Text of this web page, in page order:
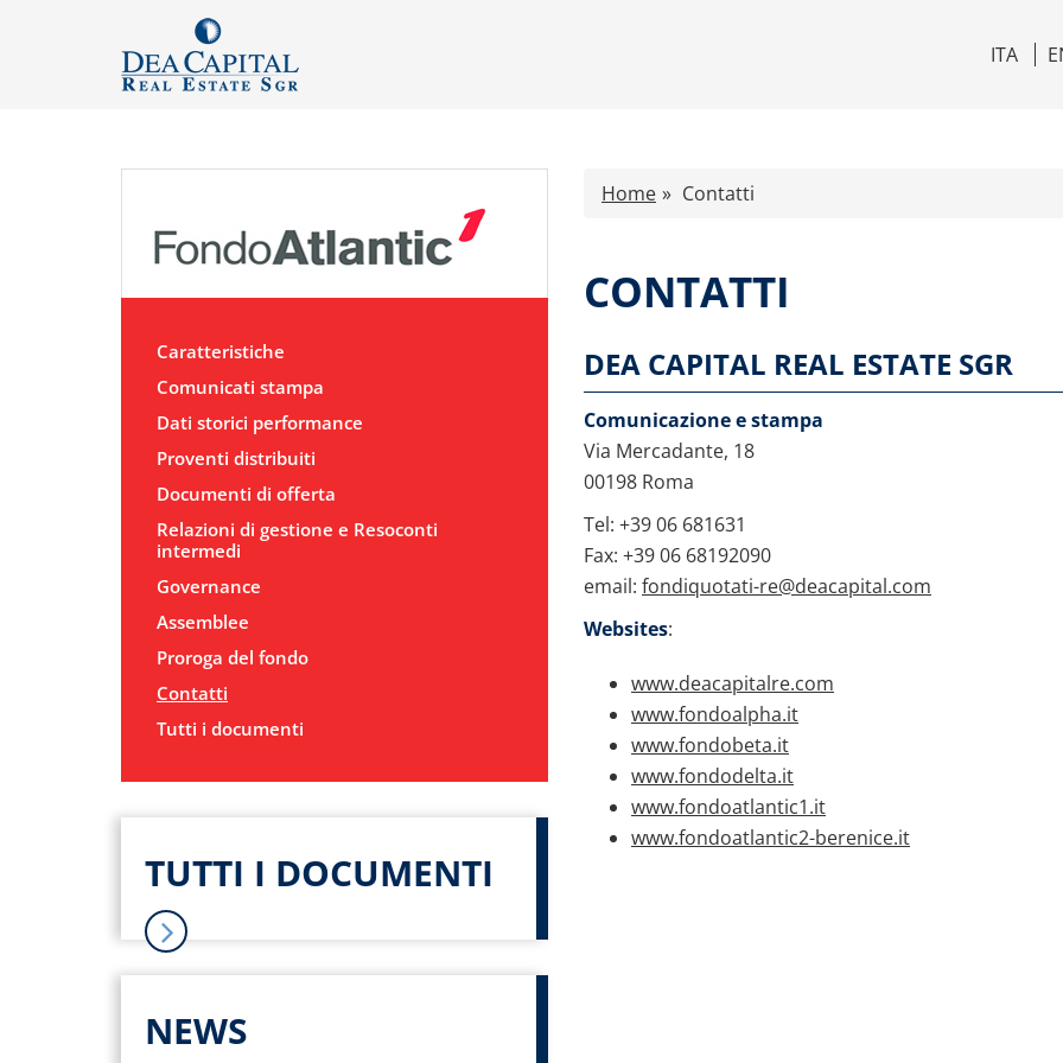
ITA
Caratteristiche
Comunicati stampa
Dati storici performance
Proventi distribuiti
Documenti di offerta
Relazioni di gestione e Resoconti
intermedi
Governance
Assemblee
Proroga del fondo
Contatti
Tutti i documenti
TUTTI I DOCUMENTI
NEWS
Home Contatti
CONTATTI
DEA CAPITAL REAL ESTATE SGR
Comunicazione e stampa
Via Mercadante, 18
00198 Roma
Tel: +39 06 681631
Fax: +39 06 68192090
email: fondiquotati-re@deacapital.com
Websites:
www.deacapitalre.com
www.fondoalpha.it
www.fondobeta.it
www.fondodelta.it
www.fondoatlantic1.it
www.fondoatlantic2-berenice.it